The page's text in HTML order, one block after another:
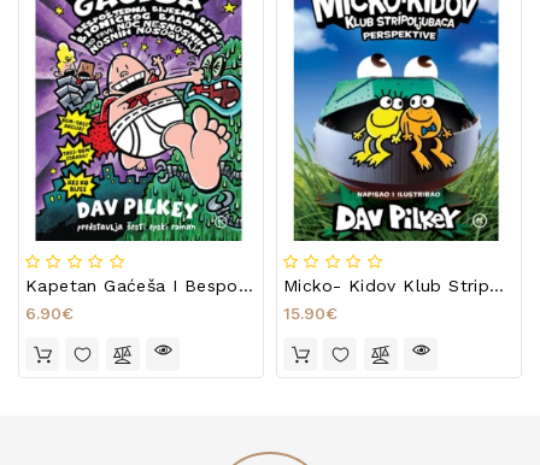
Kapetan Gaćeša I Bespoštedna Bijesna Bitka Bioničkog Balonje - Dio Prvi: Noć Nesnosnih Nosnih Nosogvalja
6.90€
Micko- Kidov Klub Stripoljubaca - Perspektive
15.90€